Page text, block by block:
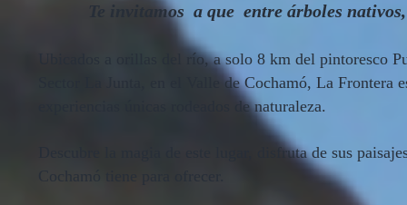
Te invitamos a que entre árboles
Ubicados a orillas del río, a solo 8 km del pintoresco
Sector La Junta, en el Valle de Cochamó, La
experiencias únicas rodeados de naturaleza.
Descubre la magia de este lugar, disfruta de sus